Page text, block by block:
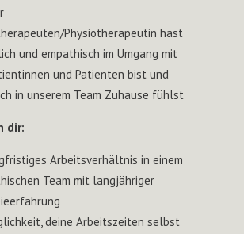
Physiotherapeutin hast
und empathisch im Umgang mit
und Patienten bist und
in unserem Team Zuhause fühlst
dir:
Arbeitsverhältnis in einem
Team mit langjähriger
deine Arbeitszeiten selbst